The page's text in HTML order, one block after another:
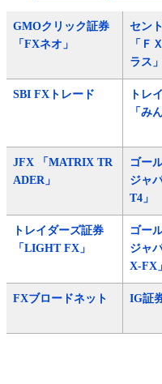
GMOクリック証券
「FXネオ」
セン
「Ｆ
ラス」
SBI FXトレード
トレ
「み
JFX 「MATRIX TR
ADER」
ゴー
ジャ
T4」
トレイダーズ証券
「LIGHT FX」
ゴー
ジャ
X-FX」
FXブロードネット IG証